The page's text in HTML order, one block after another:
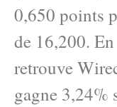
0,650 points
de 16,200.
retrouve
gagne 3,24%